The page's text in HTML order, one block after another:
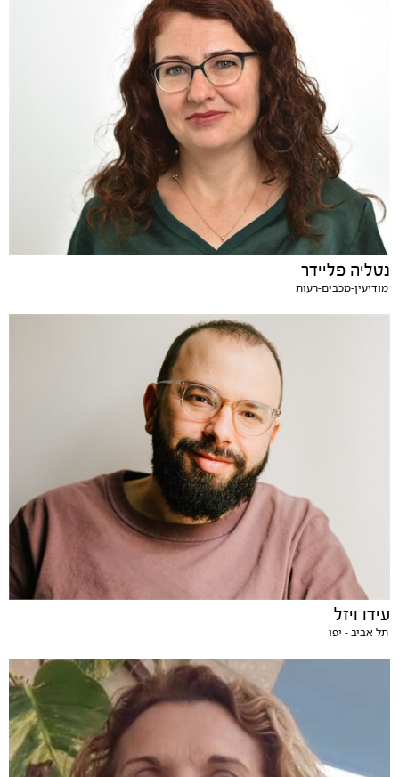
נטליה פליידר
מודיעין-מכבים-רעות
עידו ויזל
תל אביב - יפו